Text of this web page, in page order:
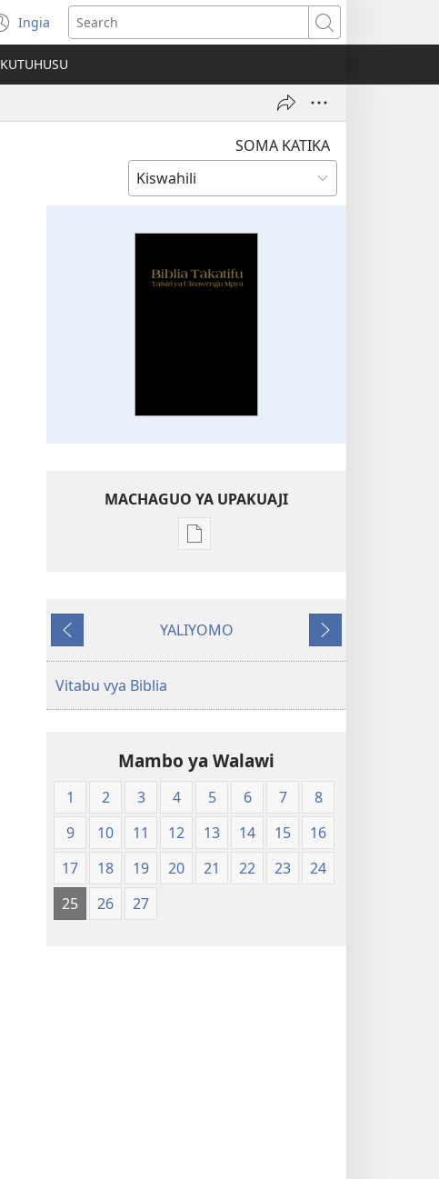
Ingia
(opens
new
window)
Search
KUTUHUSU
SOMA KATIKA
MACHAGUO YA UPAKUAJI
Mbinu
ya
ya
Ulimwengu
Mpya
(Chapa
ya
Jalada
Inayotangulia
YALIYOMO
Inayofuata
Vitabu vya Biblia
Mambo ya Walawi
1 2 3 4 5 6 7
8
9
10 11 12 13 14 15
16
17
18 19 20 21 22 23
24
25
26 27